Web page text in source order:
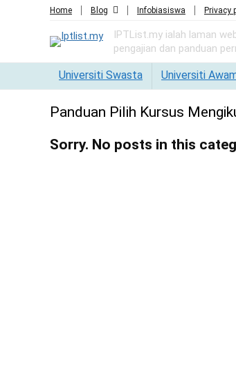
Home Blog Infobiasiswa Privacy
IPTList.my ialah laman
pengajian dan panduan
Universiti Swasta Universiti
Panduan Pilih Kursus
Sorry. No posts in this